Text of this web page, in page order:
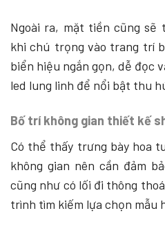
Ngoài ra, mặt tiền cũng
khi chú trọng vào trang trí
biển hiệu ngắn gọn, dễ đọc
led lung linh để nổi bật thu
Bố trí không gian thiết kế
Có thể thấy trưng bày hoa
không gian nên cần đảm
cũng như có lối đi thông
trình tìm kiếm lựa chọn mẫu